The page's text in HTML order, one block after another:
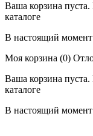
Ваша корзина
каталоге
В настоящий момент
Моя корзина (0)
Ваша корзина
каталоге
В настоящий момент